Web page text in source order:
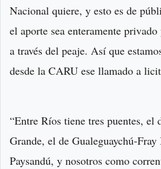
Nacional quiere, y esto es de
el aporte sea enteramente
a través del peaje. Así que
desde la CARU ese llamado a
“Entre Ríos tiene tres puentes, el
Grande, el de Gualeguaychú-
Paysandú, y nosotros como